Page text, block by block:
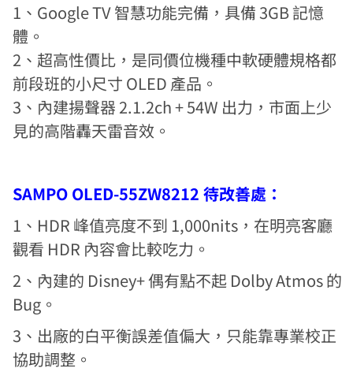
1、Google TV 智慧功能完備，具備 3GB 記憶
體。
2、超高性價比，是同價位機種中軟硬體規格都
前段班的小尺寸 OLED 產品。
3、內建揚聲器 2.1.2ch + 54W 出力，市面上少
見的高階轟天雷音效。
SAMPO OLED-55ZW8212 待改善處：
1、HDR 峰值亮度不到 1,000nits，在明亮客廳
觀看 HDR 內容會比較吃力。
2、內建的 Disney+ 偶有點不起 Dolby Atmos 的
Bug。
3、出廠的白平衡誤差值偏大，只能靠專業校正
協助調整。